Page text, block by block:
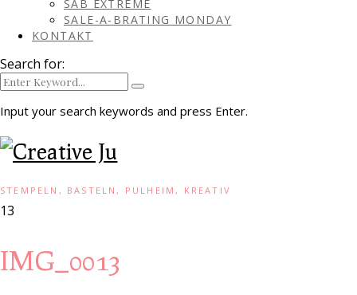
SAB EXTREME
SALE-A-BRATING MONDAY
KONTAKT
Search for:
Input your search keywords and press Enter.
STEMPELN, BASTELN, PULHEIM, KREATIV
13
IMG_0013